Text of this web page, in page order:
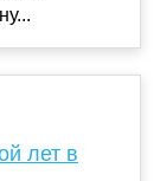
лет в